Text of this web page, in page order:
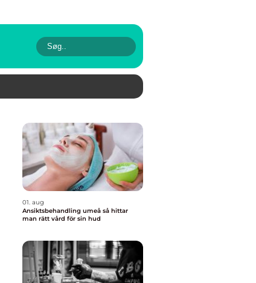
01. aug
Ansiktsbehandling umeå så hittar
man rätt vård för sin hud